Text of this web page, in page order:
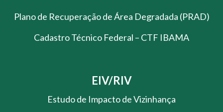
Plano de Recuperação de Área Degradada (PRAD)
Cadastro Técnico Federal – CTF IBAMA
EIV/RIV
Estudo de Impacto de Vizinhança